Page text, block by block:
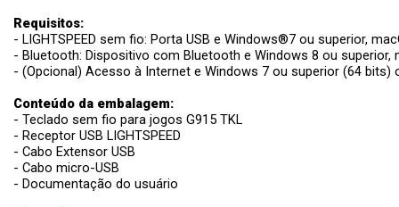
Requisitos:
- LIGHTSPEED sem fio: Porta USB e Windows®7 ou superior,
- Bluetooth: Dispositivo com Bluetooth e Windows 8 ou superior,
- (Opcional) Acesso à Internet e Windows 7 ou superior (64
Conteúdo da embalagem:
- Teclado sem fio para jogos G915 TKL
- Receptor USB LIGHTSPEED
- Cabo Extensor USB
- Cabo micro-USB
- Documentação do usuário